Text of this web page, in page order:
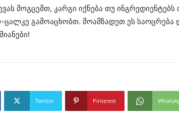
მოგცემთ, კარგი იქნება თუ
ცალკე გამოაცხობთ. მოამზადეთ ეს საოცრება
Twitter Pinterest